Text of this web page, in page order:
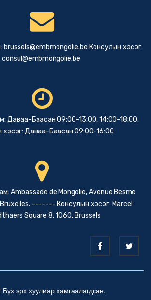
brussels@embmongolie.be Консулын хэсэг:
consul@embmongolie.be
Даваа-Баасан 09:00-13:00, 14:00-18:00,
хэсэг: Даваа-Баасан 09:00-16:00
Ambassade de Mongolie, Avenue Besme
Bruxelles, ------- Консулын хэсэг: Marcel
Square 8, 1060, Brussels
эрх хуулиар хамгаалагдсан.